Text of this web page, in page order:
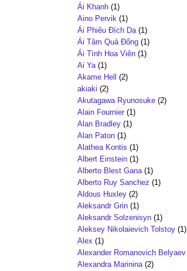
Ái Khanh (1)
Aino Pervik (1)
Ái Phiêu Đích Dạ(1)
Ái Tâm Quả Đống (1)
Ái Tình Hoa Viên (1)
Ai Ya(1)
Akame Hell
(2)
akiaki (2)
Akutagawa Ryunosuke (2)
Alain Fournier (1)
Alan Bradley (1)
Alan Paton (1)
Alathea Kontis (1)
Albert Einstein (1)
Alberto Blest Gana(1)
Alberto Ruy Sanchez (1)
Aldous Huxley (2)
Aleksandr Grin (1)
Aleksandr Solzenisyn (1)
Aleksey Nikolaievich Tolstoy (1)
Alex (1)
Alexander Romanovich Belyaev
Alexandra Marinina(2)